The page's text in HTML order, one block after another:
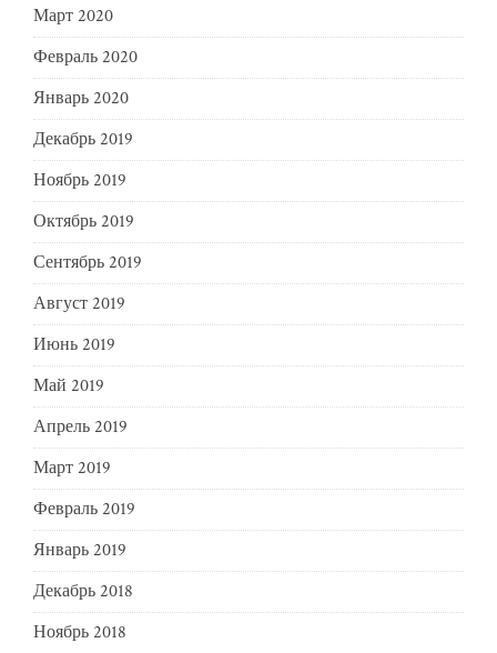
Март 2020
Февраль 2020
Январь 2020
Декабрь 2019
Ноябрь 2019
Октябрь 2019
Сентябрь 2019
Август 2019
Июнь 2019
Май 2019
Апрель 2019
Март 2019
Февраль 2019
Январь 2019
Декабрь 2018
Ноябрь 2018